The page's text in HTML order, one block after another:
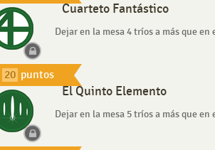
20 puntos
Cuarteto Fantástico
Dejar en la mesa 4 tríos a más que
El Quinto Elemento
Dejar en la mesa 5 tríos a más que